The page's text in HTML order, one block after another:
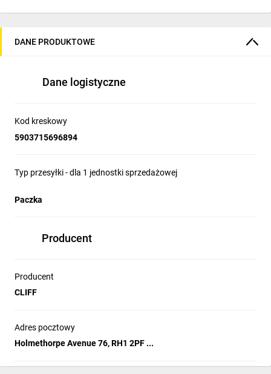
DANE PRODUKTOWE
Dane logistyczne
Kod kreskowy
5903715696894
Typ przesyłki - dla 1 jednostki sprzedażowej
Paczka
Producent
Producent
CLIFF
Adres pocztowy
Holmethorpe Avenue 76, RH1 2PF ...